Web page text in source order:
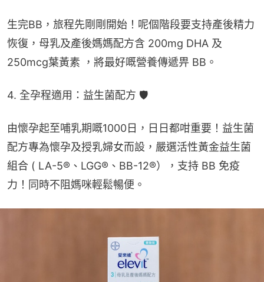
生完BB，旅程先剛剛開始！呢個階段要支持產後精力
恢復，母乳及產後媽媽配方含 200mg DHA 及
250mcg葉黃素 ，將最好嘅營養傳遞畀 BB。
4. 全孕程適用：益生菌配方 🛡️
由懷孕起至哺乳期嘅1000日，日日都咁重要！益生菌
配方專為懷孕及授乳婦女而設，嚴選活性黃金益生菌
組合 ( LA-5®、LGG®、BB-12®），支持 BB 免疫
力！同時不阻媽咪輕鬆暢便。